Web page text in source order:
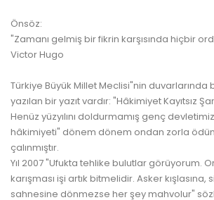
Önsöz:
"Zamanı gelmiş bir fikrin karşısında hiçbir
Victor Hugo
Türkiye Büyük Millet Meclisi"nin duvarlarında
yazılan bir yazıt vardır: "Hâkimiyet Kayıtsız
Henüz yüzyılını doldurmamış genç
hâkimiyeti" dönem dönem ondan zorla
çalınmıştır.
Yıl 2007 "Ufukta tehlike bulutlar görüyorum.
karışması işi artık bitmelidir. Asker
sahnesine dönmezse her şey mahvolur"